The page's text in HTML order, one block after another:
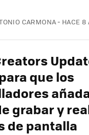
CARMONA HACE 8
que los
grabar y
de pantalla